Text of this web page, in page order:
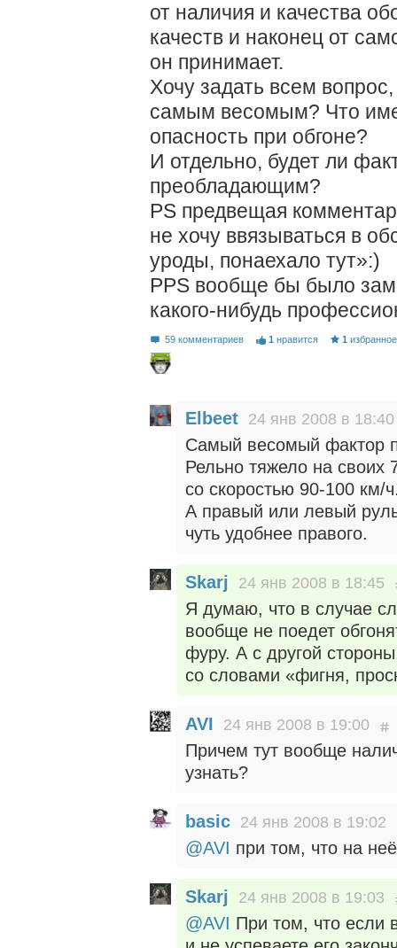
от наличия и качества
качеств и наконец от
он принимает.
Хочу задать всем
самым весомым? Что
опасность при обгоне?
И отдельно, будет ли
преобладающим?
PS предвещая
не хочу ввязываться в
уроды, понаехало тут»:)
PPS вообще бы было
какого-нибудь
59 комментариев 1 нравится 1 избранное
Elbeet 24 янв 2008 в 18:40
Самый весомый фактор
Рельно тяжело на своих
со скоростью 90-100 км/
А правый или левый
чуть удобнее правого.
Skarj 24 янв 2008 в 18:45
Я думаю, что в случае
вообще не поедет
фуру. А с другой
со словами «фигня,
AVI 24 янв 2008 в 19:00
Причем тут вообще
узнать?
basic 24 янв 2008 в 19:02
@AVI при том, что на
Skarj 24 янв 2008 в 19:03
@AVI При том, что если